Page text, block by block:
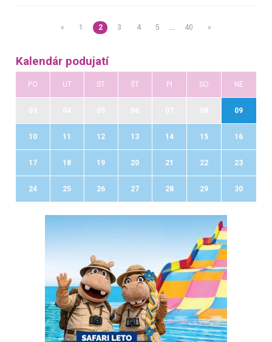
« 1 2 3 4 5 … 40 »
Kalendár podujatí
PO UT ST ŠT PI SO NE
09
10 11 12 13 14 15 16
17 18 19 20 21 22 23
24 25 26 27 28 29 30